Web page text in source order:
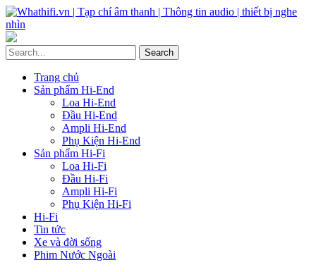
Trang chủ
Sản phẩm Hi-End
Loa Hi-End
Đầu Hi-End
Ampli Hi-End
Phụ Kiện Hi-End
Sản phẩm Hi-Fi
Loa Hi-Fi
Đầu Hi-Fi
Ampli Hi-Fi
Phụ Kiện Hi-Fi
Hi-Fi
Tin tức
Xe và đời sống
Phim Nước Ngoài